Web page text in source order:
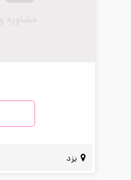
یزد